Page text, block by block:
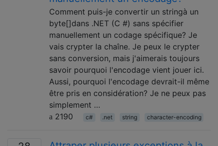
Comment puis-je convertir un stringà un
byte[]dans .NET (C #) sans spécifier
manuellement un codage spécifique? Je
vais crypter la chaîne. Je peux le crypter
sans conversion, mais j'aimerais toujours
savoir pourquoi l'encodage vient jouer ici.
Aussi, pourquoi l'encodage devrait-il même
être pris en considération? Je ne peux pas
simplement …
2190
c# .net string character-encoding